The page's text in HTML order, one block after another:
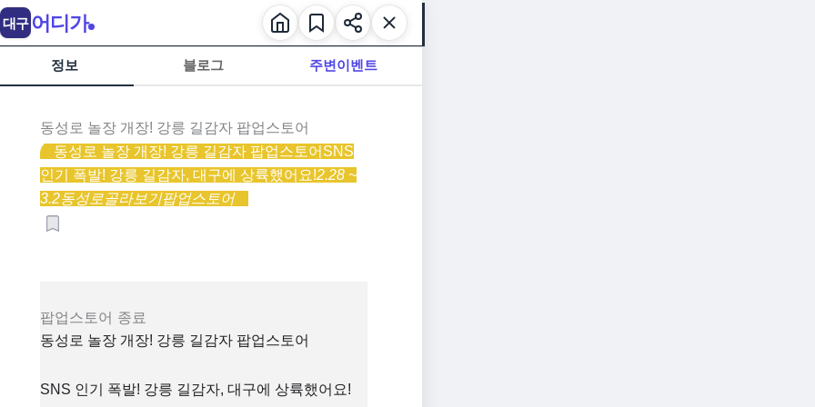
정보 블로그 주변이벤트
동성로 놀장 개장! 강릉 길감자 팝업스토어
동성로 놀장 개장! 강릉 길감자 팝업스토어 SNS
인기 폭발! 강릉 길감자, 대구에 상륙했어요!2.28 ~
3.2동성로골라보기팝업스토어
팝업스토어 종료
동성로 놀장 개장! 강릉 길감자 팝업스토어
SNS 인기 폭발! 강릉 길감자, 대구에 상륙했어요!
대구 어디가